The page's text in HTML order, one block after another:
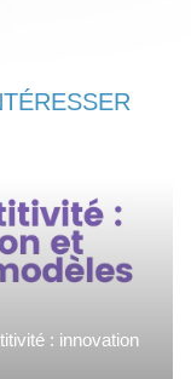
: innovation